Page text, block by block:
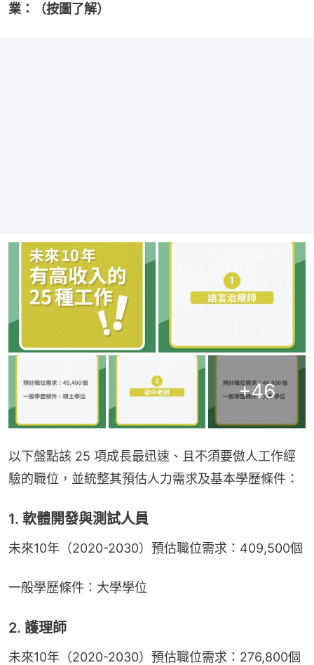
業：（按圖了解）
+46
以下盤點該 25 項成長最迅速、且不須要傲人工作經
驗的職位，並統整其預估人力需求及基本學歷條件：
1. 軟體開發與測試人員
未來10年（2020-2030）預估職位需求：409,500個
一般學歷條件：大學學位
2. 護理師
未來10年（2020-2030）預估職位需求：276,800個